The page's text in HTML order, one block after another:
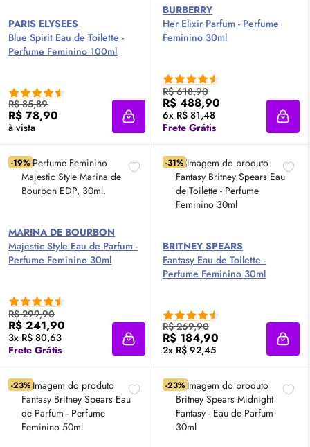
PARIS ELYSEES
Blue Spirit Eau de Toilette -
Perfume Feminino 100ml
R$ 85,89
R$ 78,90
à vista Adicionar à sacola
BURBERRY
Her Elixir Parfum - Perfume
Feminino 30ml
R$ 618,90
R$ 488,90
6x R$ 81,48
Frete Grátis
-19%
MARINA DE BOURBON
Majestic Style Eau de Parfum -
Perfume Feminino 30ml
R$ 299,90
R$ 241,90
3x R$ 80,63
Frete Grátis
Adicionar à sacola
-31%
BRITNEY SPEARS
Fantasy Eau de Toilette -
Perfume Feminino 30ml
R$ 269,90
R$ 184,90
2x R$ 92,45
-23% -23%